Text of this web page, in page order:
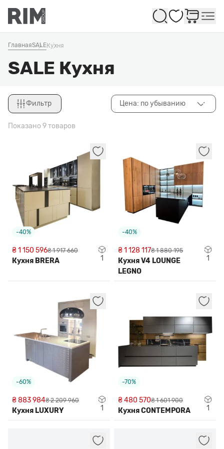
Избранное
ГлавнаяSALEКухня
SALE Кухня
Фильтр
Закрыть
Цена: по убыванию
Показано 9 товаров
-40%
₴ 1 150 596₴ 1 917 660
Кухня BRERA 1
-40%
₴ 1 128 117₴ 1 880 195
Кухня V4 LOUNGE
LEGNO
1
-60%
₴ 883 984₴ 2 209 960
Кухня LUXURY 1
-70%
₴ 480 570₴ 1 601 900
Кухня CONTEMPORA 1